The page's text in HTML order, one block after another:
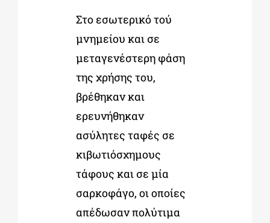
Στο εσωτερικό τού
μνημείου και σε
μεταγενέστερη φάση
της χρήσης του,
βρέθηκαν και
ερευνήθηκαν
ασύλητες ταφές σε
κιβωτιόσχημους
τάφους και σε μία
σαρκοφάγο, οι οποίες
απέδωσαν πολύτιμα